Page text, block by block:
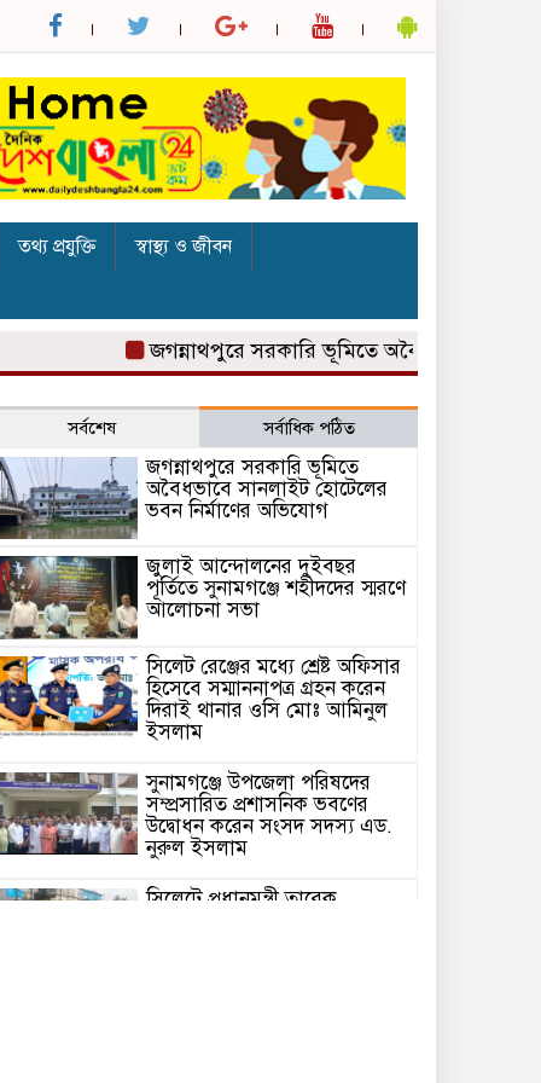
তথ্য প্রযুক্তি
স্বাস্থ্য ও জীবন
জগন্নাথপুরে সরকারি ভূমিতে অবৈধভাবে সানলাইট
সর্বশেষ সর্বাধিক পঠিত
জগন্নাথপুরে সরকারি ভূমিতে
অবৈধভাবে সানলাইট হোটেলের
ভবন নির্মাণের অভিযোগ
জুলাই আন্দোলনের দুইবছর
পূর্তিতে সুনামগঞ্জে শহীদদের স্মরণে
আলোচনা সভা
সিলেট রেঞ্জের মধ্যে শ্রেষ্ট অফিসার
হিসেবে সম্মাননাপত্র গ্রহন করেন
দিরাই থানার ওসি মোঃ আমিনুল
ইসলাম
সুনামগঞ্জে উপজেলা পরিষদের
সম্প্রসারিত প্রশাসনিক ভবণের
উদ্বোধন করেন সংসদ সদস্য এড.
নুরুল ইসলাম
সিলেটে প্রধানমন্ত্রী তারেক